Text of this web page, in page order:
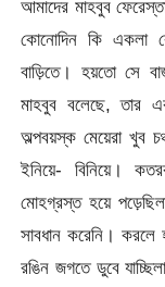
আমাদের মাহবুব
কোনোদিন কি একলা
বাড়িতে। হয়তো সে
মাহবুব বলেছে, তার
অল্পবয়স্ক মেয়েরা
ইনিয়ে- বিনিয়ে।
মোহগ্রস্ত হয়ে
সাবধান করেনি।
রঙিন জগতে ডুবে